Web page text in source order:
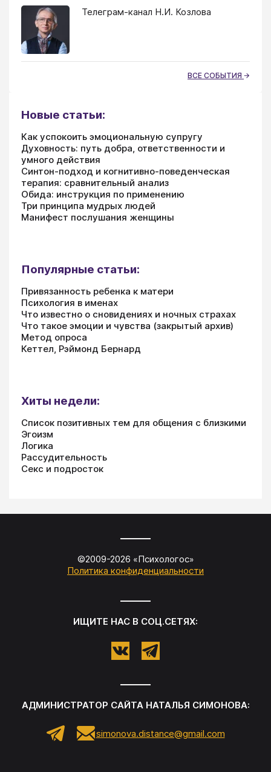
Телеграм-канал Н.И. Козлова
ВСЕ СОБЫТИЯ
Новые статьи:
Как успокоить эмоциональную супругу
Духовность: путь добра, ответственности и
умного действия
Синтон-подход и когнитивно-поведенческая
терапия: сравнительный анализ
Обида: инструкция по применению
Три принципа мудрых людей
Манифест послушания женщины
Популярные статьи:
Привязанность ребенка к матери
Психология в именах
Что известно о сновидениях и ночных страхах
Что такое эмоции и чувства (закрытый архив)
Метод опроса
Кеттел, Рэймонд Бернард
Хиты недели:
Список позитивных тем для общения с близкими
Эгоизм
Логика
Рассудительность
Секс и подросток
©2009-2026 «Психологос»
Политика конфиденциальности
ИЩИТЕ НАС В СОЦ.СЕТЯХ:
АДМИНИСТРАТОР САЙТА НАТАЛЬЯ СИМОНОВА:
simonova.distance@gmail.com